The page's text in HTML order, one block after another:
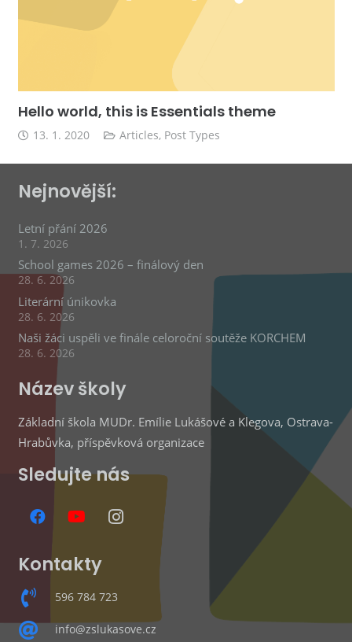
Hello world, this is Essentials theme
13. 1. 2020 Articles, Post Types
Nejnovější:
Letní přání 2026
1. 7. 2026
School games 2026 – finálový den
28. 6. 2026
Literární únikovka
28. 6. 2026
Naši žáci uspěli ve finále celoroční soutěže KORCHEM
28. 6. 2026
Název školy
Základní škola MUDr. Emílie Lukášové a Klegova, Ostrava-
Hrabůvka, příspěvková organizace
Sledujte nás
Kontakty
596 784 723
info@zslukasove.cz